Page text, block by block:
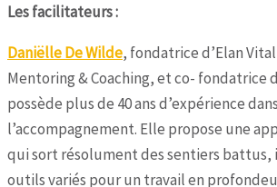
Les facilitateurs :
Daniëlle De Wilde, fondatrice d’Elan
Mentoring & Coaching, et co- fondatrice
possède plus de 40 ans d’expérience dans
l’accompagnement. Elle propose une
qui sort résolument des sentiers battus,
outils variés pour un travail en